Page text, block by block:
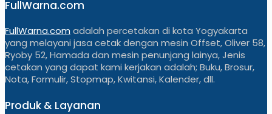
FullWarna.com
FullWarna.com adalah percetakan di kota Yogyakarta
yang melayani jasa cetak dengan mesin Offset, Oliver 58,
Ryoby 52, Hamada dan mesin penunjang lainya, Jenis
cetakan yang dapat kami kerjakan adalah; Buku, Brosur,
Nota, Formulir, Stopmap, Kwitansi, Kalender, dll.
Produk & Layanan